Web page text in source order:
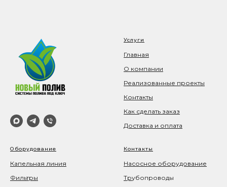
Услуги
Главная
О компании
Реализованные проекты
Контакты
Как сделать заказ
Доставка и оплата
Оборудование
Капельная линия
Фильтры
Контакты
Насосное оборудование
Трубопроводы